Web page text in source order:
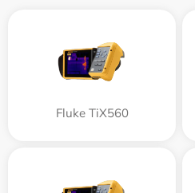
Fluke TiX560